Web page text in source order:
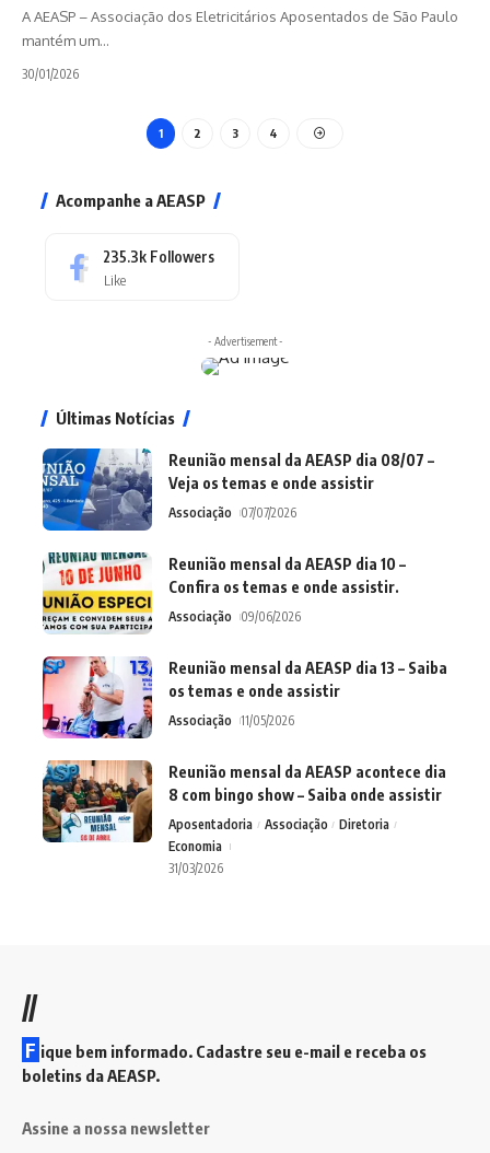
A AEASP – Associação dos Eletricitários Aposentados de São Paulo
mantém um…
30/01/2026
1 2 3 4
Acompanhe a AEASP
235.3k Followers
Like
- Advertisement -
Últimas Notícias
Reunião mensal da AEASP dia 08/07 –
Veja os temas e onde assistir
Associação 07/07/2026
Reunião mensal da AEASP dia 10 –
Confira os temas e onde assistir.
Associação 09/06/2026
Reunião mensal da AEASP dia 13 – Saiba
os temas e onde assistir
Associação 11/05/2026
Reunião mensal da AEASP acontece dia
8 com bingo show – Saiba onde assistir
Aposentadoria Associação
Diretoria
Economia
31/03/2026
//
F ique bem informado. Cadastre seu e-mail e receba os
boletins da AEASP.
Assine a nossa newsletter